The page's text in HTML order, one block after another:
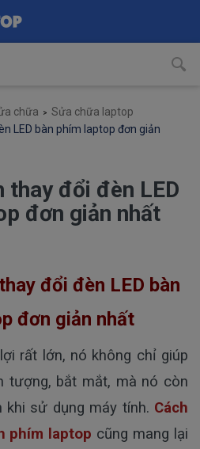
chữa
Sửa chữa laptop
LED bàn phím laptop đơn giản
thay đổi đèn LED
đơn giản nhất
đổi đèn LED bàn
đơn giản nhất
rất lớn, nó không chỉ giúp
tượng, bắt mắt, mà nó còn
khi sử dụng máy tính. Cách
phím laptop cũng mang lại